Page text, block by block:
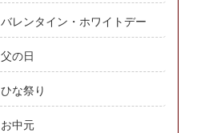
バレンタイン・ホワイトデー
父の日
ひな祭り
お中元